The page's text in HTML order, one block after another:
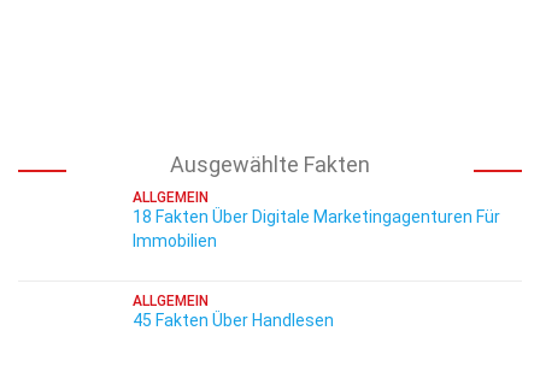
Ausgewählte Fakten
ALLGEMEIN
18 Fakten Über Digitale Marketingagenturen Für
Immobilien
ALLGEMEIN
45 Fakten Über Handlesen